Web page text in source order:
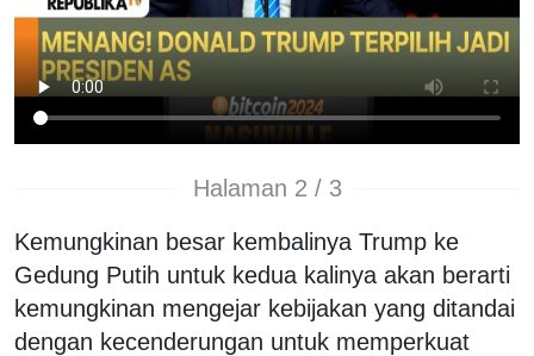
Halaman 2 / 3
Kemungkinan besar kembalinya Trump ke
Gedung Putih untuk kedua kalinya akan berarti
kemungkinan mengejar kebijakan yang ditandai
dengan kecenderungan untuk memperkuat